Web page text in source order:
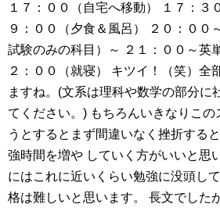
１７：００（自宅へ移動） １７：３
９：００（夕食＆風呂） ２０：００
試験のみの科目）～ ２１：００～英
２：００（就寝） キツイ！（笑）全
ますね。(文系は理科や数学の部分に
てください。) もちろんいきなりこ
うとするとまず間違いなく挫折する
強時間を増や していく方がいいと思
にはこれに近いくらい勉強に没頭し
格は難しいと思います。 長文でした